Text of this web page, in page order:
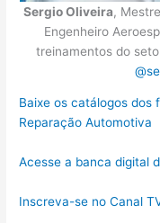
Sergio Oliveira,
Engenheiro
treinamentos do
Baixe os catálogos dos
Reparação Automotiva
Acesse a banca digital
Inscreva-se no Canal